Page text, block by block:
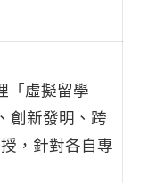
「虛擬留學
創新發明、跨
，針對各自專